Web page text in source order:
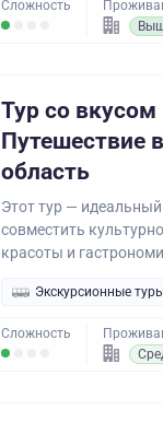
Сложность
Тур со
Путешествие
область
Этот тур —
совместить
красоты и
Экскурсионные
Сложность